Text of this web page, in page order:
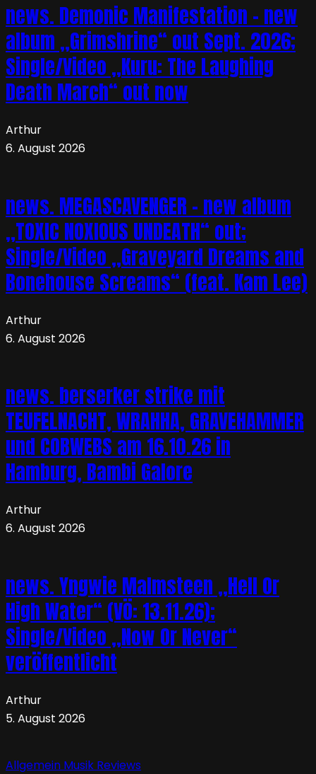
news. Demonic Manifestation – new
album „Grimshrine“ out Sept. 2026;
Single/Video „Kuru: The Laughing
Death March“ out now
Arthur
6. August 2026
news. MEGASCAVENGER – new album
„TOXIC NOXIOUS UNDEATH“ out;
Single/Video „Graveyard Dreams and
Bonehouse Screams“ (feat. Kam Lee)
Arthur
6. August 2026
news. berserker strike mit
TEUFELNACHT, WRAHHA, GRAVEHAMMER
und COBWEBS am 16.10.26 in
Hamburg, Bambi Galore
Arthur
6. August 2026
news. Yngwie Malmsteen „Hell Or
High Water“ (VÖ: 13.11.26);
Single/Video „Now Or Never“
veröffentlicht
Arthur
5. August 2026
Allgemein Musik Reviews